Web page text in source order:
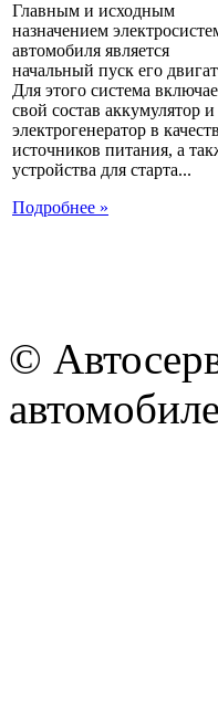
Главным и исходным
назначением
автомобиля является
начальный пуск его
Для этого система
свой состав аккумулятор и
электрогенератор в
источников питания, а
устройства для старта...
Подробнее »
©